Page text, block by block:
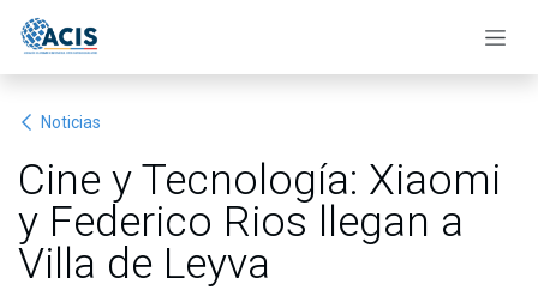
Noticias
Cine y Tecnología: Xiaomi
y Federico Rios llegan a
Villa de Leyva